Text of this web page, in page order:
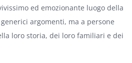
ed emozionante luogo della
argomenti, ma a persone
loro storia, dei loro familiari e dei